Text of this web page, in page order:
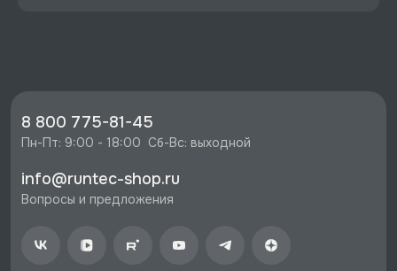
со скидкой - 101 руб.
⚡️ Бесплатная доставка в Москве, Санкт-
стоимости заказа.
8 800 775-81-45
Пн-Пт: 9:00 - 18:00  Сб-Вс: выходной
info@runtec-shop.ru
Вопросы и предложения